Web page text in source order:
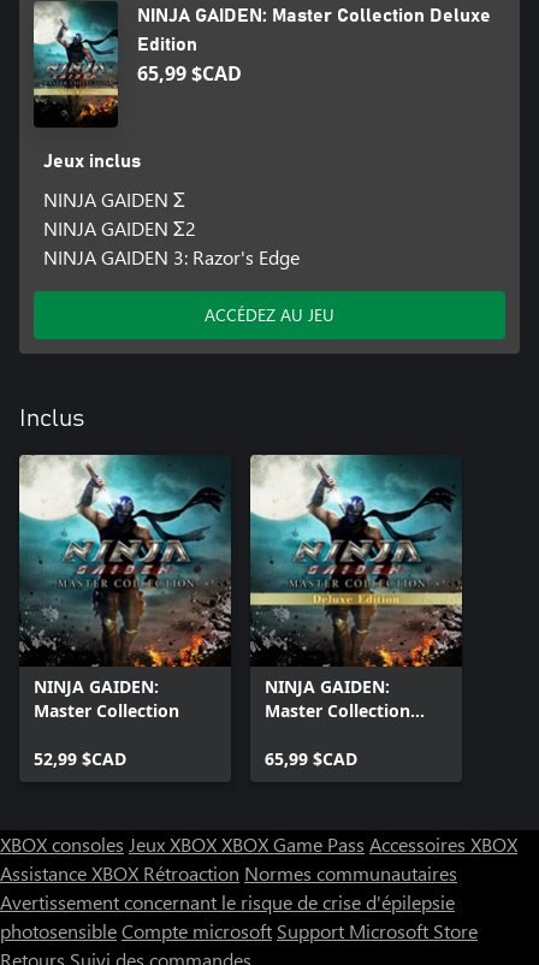
NINJA GAIDEN: Master Collection Deluxe
Edition
65,99 $CAD
Jeux inclus
NINJA GAIDEN Σ
NINJA GAIDEN Σ2
NINJA GAIDEN 3: Razor's Edge
ACCÉDEZ AU JEU
Inclus
NINJA GAIDEN:
Master Collection
52,99 $CAD
NINJA GAIDEN:
Master Collection
65,99 $CAD
XBOX consoles Jeux XBOXXBOX Game Pass Accessoires XBOX
Assistance XBOX Rétroaction Normes communautaires
Avertissement concernant le risque de crise d'épilepsie
photosensibleCompte microsoft Support Microsoft Store